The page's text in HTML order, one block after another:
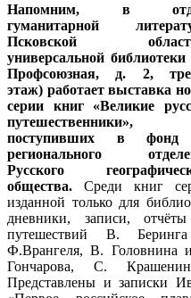
Напомним, в
гуманитарной
Псковской
универсальной библиотеки
Профсоюзная, д. 2,
этаж) работает выставка
серии книг «Великие
путешественники»,
поступивших в фонд
регионального
Русского
общества. Среди книг
изданной только для
дневники, записи,
путешествий В.
Ф.Врангеля, В. Головнина
Гончарова, С.
Представлены и записки